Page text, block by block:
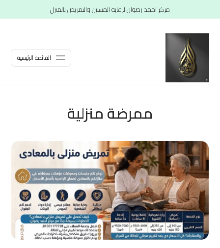
مركز احمد رضوان لرعاية المسنين والتمريض بالمنزل
القائمة الرئيسية
ممرضة منزلية